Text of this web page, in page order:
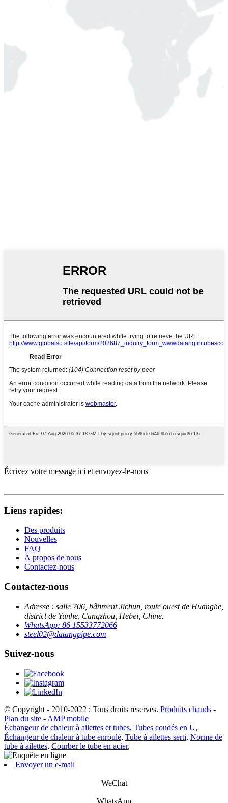
Écrivez votre message ici et envoyez-le-nous
Liens rapides:
Des produits
Nouvelles
FAQ
À propos de nous
Contactez-nous
Contactez-nous
Adresse : salle 706, bâtiment Jichun, route ouest de Huanghe,
district de Yunhe, Cangzhou, Hebei, Chine.
WhatsApp: 86 15533772066
steel02@datangpipe.com
Suivez-nous
© Copyright - 2010-2022 : Tous droits réservés. Produits chauds -
Plan du site - AMP mobile
Échangeur de chaleur à ailettes et tubes, Tubes coudés en U,
Échangeur de chaleur à tube enroulé, Tube à ailettes serti, Norme de
tube à ailettes, Courber le tube en acier,
Envoyer un e-mail
WeChat